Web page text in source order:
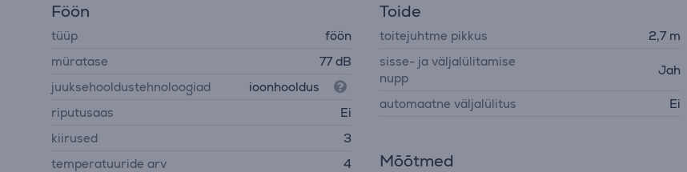
Föön
tüüp
föön
müratase
77 dB
juuksehooldustehnoloogiad
ioonhooldus
riputusaas
Ei
kiirused
3
temperatuuride arv
4
Toide
toitejuhtme pikkus
2,7 m
sisse- ja väljalülitamise
nupp
Jah
automaatne väljalülitus Ei
Mõõtmed